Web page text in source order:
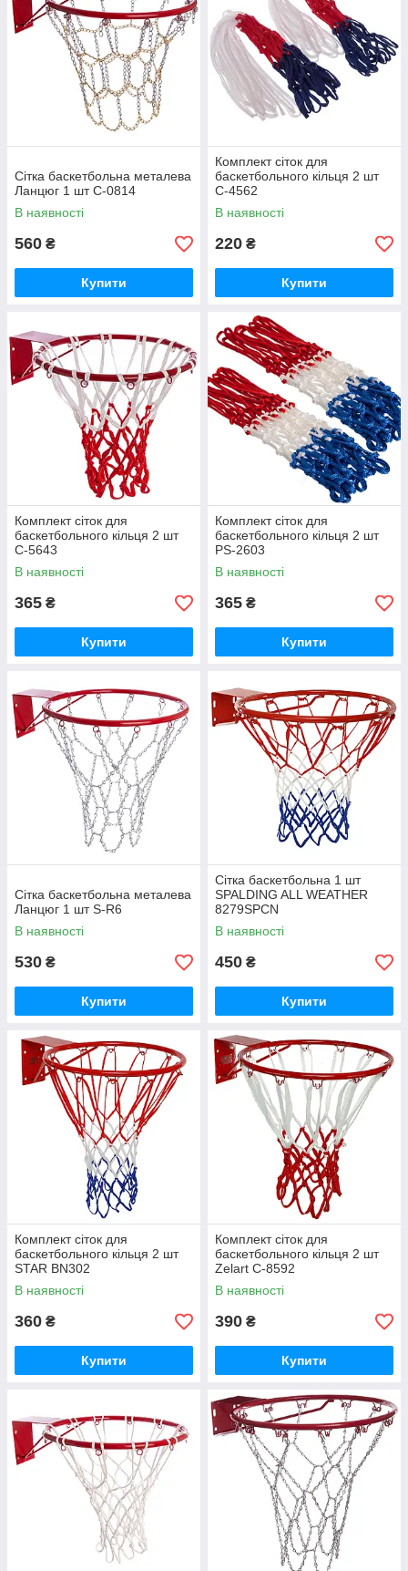
Сітка баскетбольна металева
Ланцюг 1 шт C-0814
В наявності
560 ₴
Купити
Комплект сіток для
баскетбольного кільця 2 шт
C-4562
В наявності
220 ₴
Купити
Комплект сіток для
баскетбольного кільця 2 шт
C-5643
В наявності
365 ₴
Купити
Комплект сіток для
баскетбольного кільця 2 шт
PS-2603
В наявності
365 ₴
Купити
Сітка баскетбольна металева
Ланцюг 1 шт S-R6
В наявності
530 ₴
Купити
Сітка баскетбольна 1 шт
SPALDING ALL WEATHER
8279SPCN
В наявності
450 ₴
Купити
Комплект сіток для
баскетбольного кільця 2 шт
STAR BN302
В наявності
360 ₴
Купити
Комплект сіток для
баскетбольного кільця 2 шт
Zelart C-8592
В наявності
390 ₴
Купити